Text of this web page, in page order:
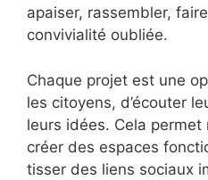
apaiser, rassembler,
convivialité oubliée.
Chaque projet est une
les citoyens, d’écouter
leurs idées. Cela
créer des espaces
tisser des liens sociaux